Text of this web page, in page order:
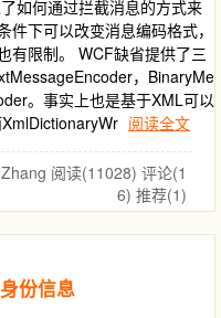
如何通过拦截消息的方式来
下可以改变消息编码格式，
有限制。 WCF缺省提供了三
，BinaryMe
。事实上也是基于XML可以
阅读全文
阅读(11028) 评论(1
6) 推荐(1)
份信息